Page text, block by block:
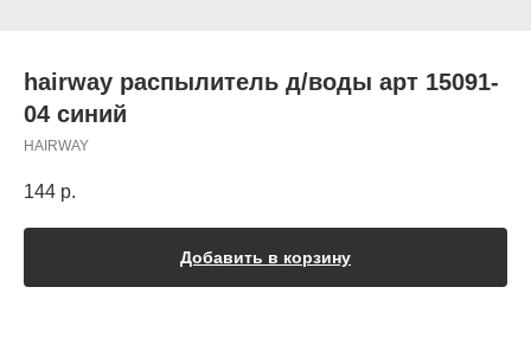
hairway распылитель д/воды арт 15091-
04 синий
HAIRWAY
144 р.
Добавить в корзину